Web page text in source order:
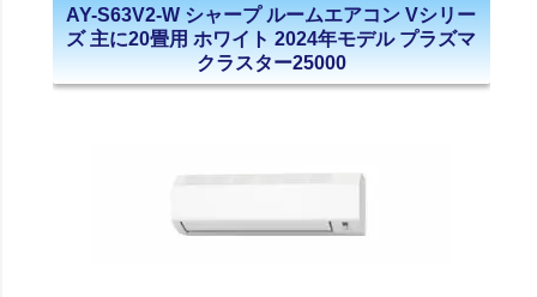
AY-S63V2-W シャープ ルームエアコン Vシリー
ズ 主に20畳用 ホワイト 2024年モデル プラズマ
クラスター25000